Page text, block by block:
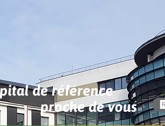
de référence
proche de vous